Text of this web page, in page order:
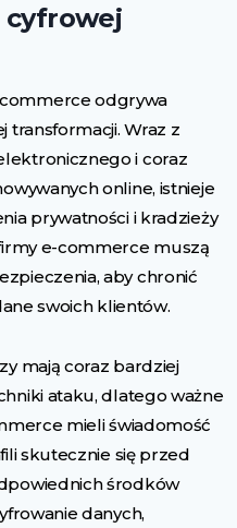
cyfrowej
odgrywa
transformacji. Wraz z
i coraz
online, istnieje
prywatności i kradzieży
e-commerce muszą
aby chronić
swoich klientów.
mają coraz bardziej
ataku, dlatego ważne
mieli świadomość
skutecznie się przed
środków
danych,